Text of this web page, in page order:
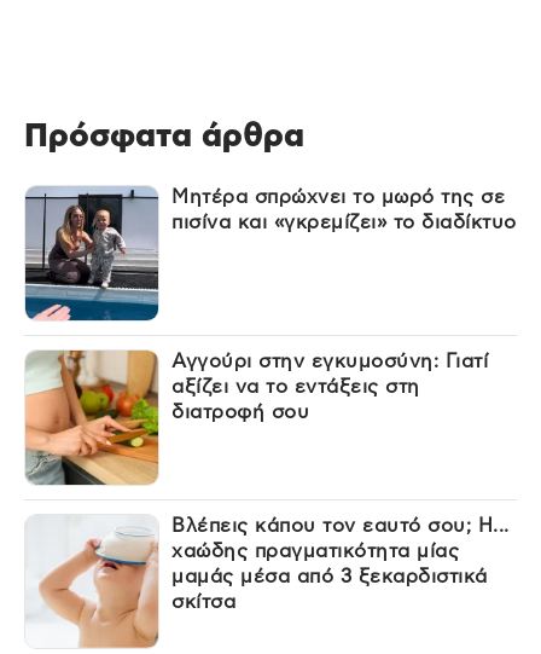
Πρόσφατα άρθρα
Μητέρα σπρώχνει το μωρό της σε
πισίνα και «γκρεμίζει» το διαδίκτυο
Αγγούρι στην εγκυμοσύνη: Γιατί
αξίζει να το εντάξεις στη
διατροφή σου
Βλέπεις κάπου τον εαυτό σου; Η...
χαώδης πραγματικότητα μίας
μαμάς μέσα από 3 ξεκαρδιστικά
σκίτσα